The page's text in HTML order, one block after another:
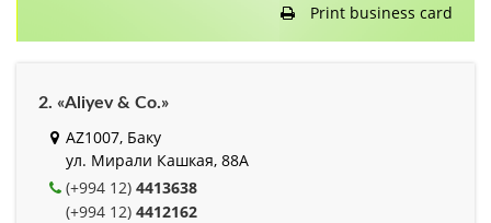
Print business card
2. «Aliyev & Co.»
AZ1007, Баку
ул. Мирали Кашкая, 88A
(+994 12) 4413638
(+994 12) 4412162